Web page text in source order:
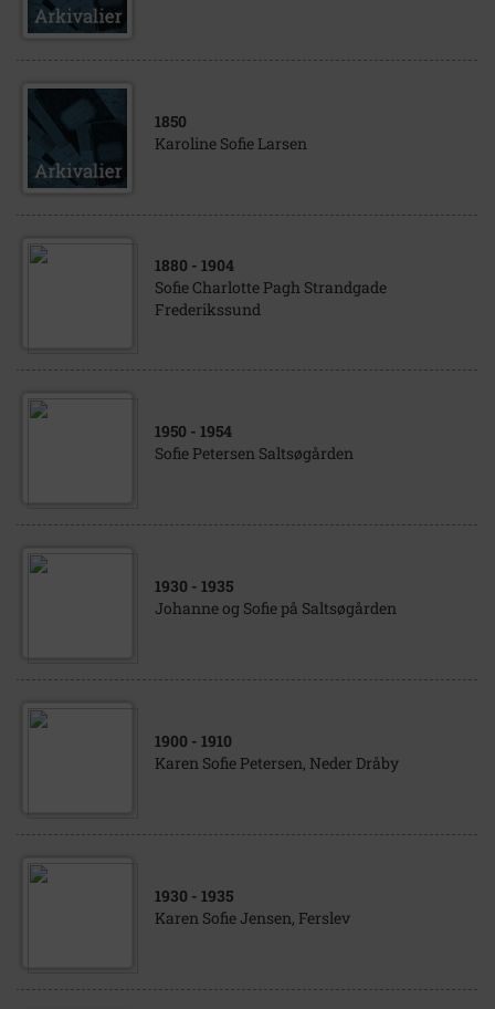
1850
Karoline Sofie Larsen
1880 - 1904
Sofie Charlotte Pagh Strandgade
Frederikssund
1950 - 1954
Sofie Petersen Saltsøgården
1930 - 1935
Johanne og Sofie på Saltsøgården
1900 - 1910
Karen Sofie Petersen, Neder Dråby
1930 - 1935
Karen Sofie Jensen, Ferslev